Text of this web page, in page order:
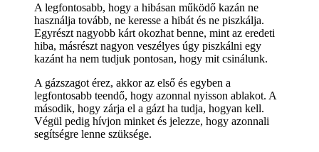
A legfontosabb, hogy a hibásan működő kazán ne
használja tovább, ne keresse a hibát és ne piszkálja.
Egyrészt nagyobb kárt okozhat benne, mint az eredeti
hiba, másrészt nagyon veszélyes úgy piszkálni egy
kazánt ha nem tudjuk pontosan, hogy mit csinálunk.
A gázszagot érez, akkor az első és egyben a
legfontosabb teendő, hogy azonnal nyisson ablakot. A
második, hogy zárja el a gázt ha tudja, hogyan kell.
Végül pedig hívjon minket és jelezze, hogy azonnali
segítségre lenne szüksége.